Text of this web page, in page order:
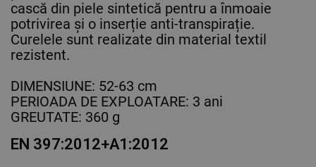
cască din piele sintetică pentru a înmoaie
potrivirea și o inserție anti-transpirație.
Curelele sunt realizate din material textil
rezistent.
DIMENSIUNE: 52-63 cm
PERIOADA DE EXPLOATARE: 3 ani
GREUTATE: 360 g
EN 397:2012+A1:2012